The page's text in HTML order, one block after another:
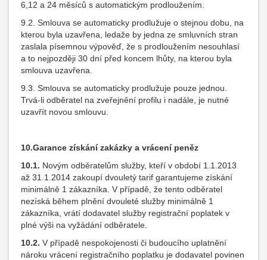
6,12 a 24 měsíců s automatickým prodloužením.
9.2. Smlouva se automaticky prodlužuje o stejnou dobu, na
kterou byla uzavřena, ledaže by jedna ze smluvních stran
zaslala písemnou výpověď, že s prodloužením nesouhlasí
a to nejpozději 30 dní před koncem lhůty, na kterou byla
smlouva uzavřena.
9.3. Smlouva se automaticky prodlužuje pouze jednou.
Trvá-li odběratel na zveřejnění profilu i nadále, je nutné
uzavřít novou smlouvu.
10.Garance získání zakázky a vrácení peněz
10.1. Novým odběratelům služby, kteří v období 1.1.2013
až 31.1.2014 zakoupí dvouletý tarif garantujeme získání
minimálně 1 zákazníka. V případě, že tento odběratel
nezíská během plnění dvouleté služby minimálně 1
zákazníka, vrátí dodavatel služby registrační poplatek v
plné výši na vyžádání odběratele.
10.2. V případě nespokojenosti či budoucího uplatnění
nároku vrácení registračního poplatku je dodavatel povinen